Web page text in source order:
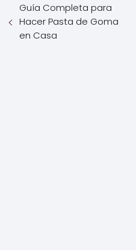
Guía Completa para
Hacer Pasta de Goma
en Casa